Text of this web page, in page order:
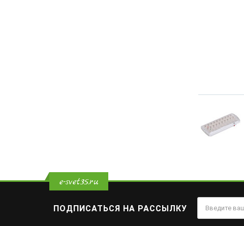
e-svet35.ru
ПОДПИСАТЬСЯ НА РАССЫЛКУ